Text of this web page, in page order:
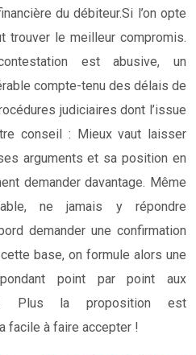
du débiteur.Si l’on opte
trouver le meilleur compromis.
est abusive, un
compte-tenu des délais de
judiciaires dont l’issue
conseil : Mieux vaut laisser
arguments et sa position en
demander davantage. Même
ne jamais y répondre
demander une confirmation
base, on formule alors une
point par point aux
Plus la proposition est
facile à faire accepter !